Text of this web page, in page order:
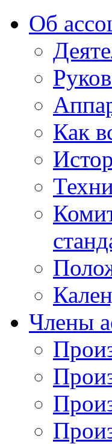
Об
Как
Члены